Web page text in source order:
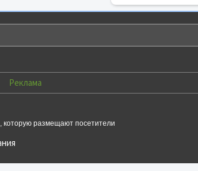
Реклама
которую размещают посетители